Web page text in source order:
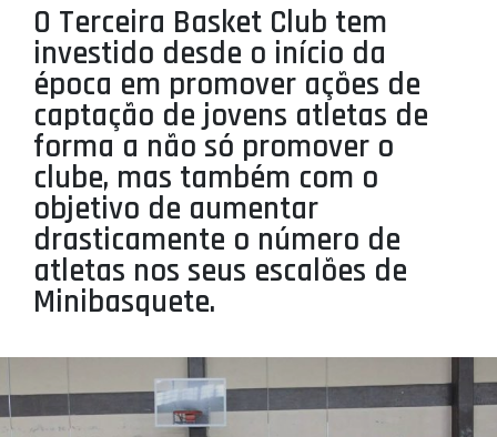
SELEÇÕES
MINIBASQUETE
ÁREA TÉCNICA
PROJETOS
LIGA BETCLIC MASCULINA
LIGA BETCLIC FEMININA
O Terceira Basket Club tem
investido desde o início da
época em promover ações de
captação de jovens atletas de
forma a não só promover o
clube, mas também com o
objetivo de aumentar
drasticamente o número de
atletas nos seus escalões de
Minibasquete.